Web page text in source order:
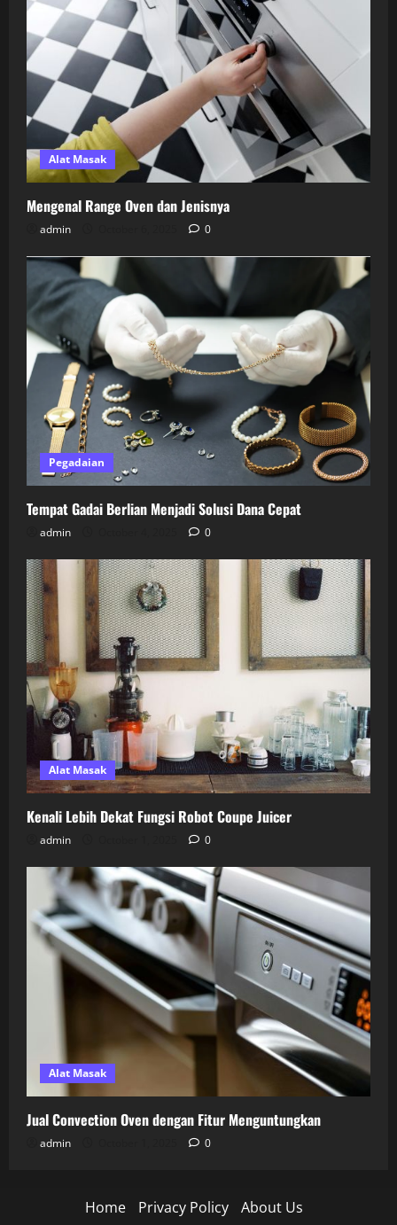
Alat Masak
Mengenal Range Oven dan Jenisnya
admin 0
Pegadaian
Tempat Gadai Berlian Menjadi Solusi Dana Cepat
admin 0
Alat Masak
Kenali Lebih Dekat Fungsi Robot Coupe Juicer
admin 0
Alat Masak
Jual Convection Oven dengan Fitur Menguntungkan
admin 0
Home Privacy Policy About Us